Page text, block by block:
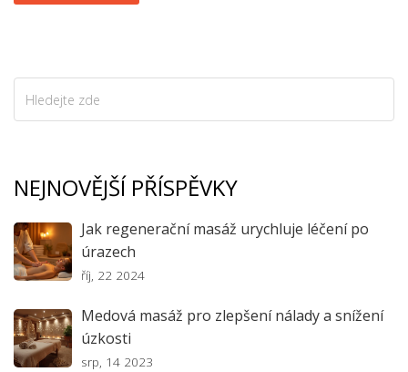
NEJNOVĚJŠÍ PŘÍSPĚVKY
Jak regenerační masáž urychluje léčení po
úrazech
říj, 22 2024
Medová masáž pro zlepšení nálady a snížení
úzkosti
srp, 14 2023